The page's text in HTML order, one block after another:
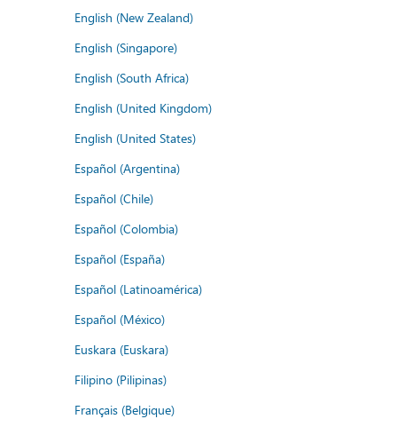
English (New Zealand)
English (Singapore)
English (South Africa)
English (United Kingdom)
English (United States)
Español (Argentina)
Español (Chile)
Español (Colombia)
Español (España)
Español (Latinoamérica)
Español (México)
Euskara (Euskara)
Filipino (Pilipinas)
Français (Belgique)